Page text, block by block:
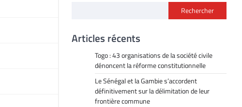
Rechercher
Articles récents
Togo : 43 organisations de la société civile
dénoncent la réforme constitutionnelle
Le Sénégal et la Gambie s’accordent
définitivement sur la délimitation de leur
frontière commune